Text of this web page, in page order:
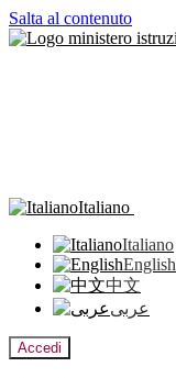
Salta al contenuto
Italiano
Italiano
English
中文
عربى
Accedi